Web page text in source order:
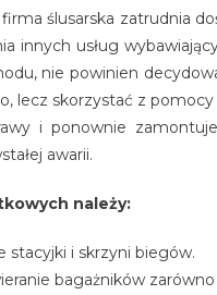
ślusarska zatrudnia
innych usług
nie powinien
lecz skorzystać z
i ponownie
awarii.
należy:
stacyjki i skrzyni biegów.
bagażników